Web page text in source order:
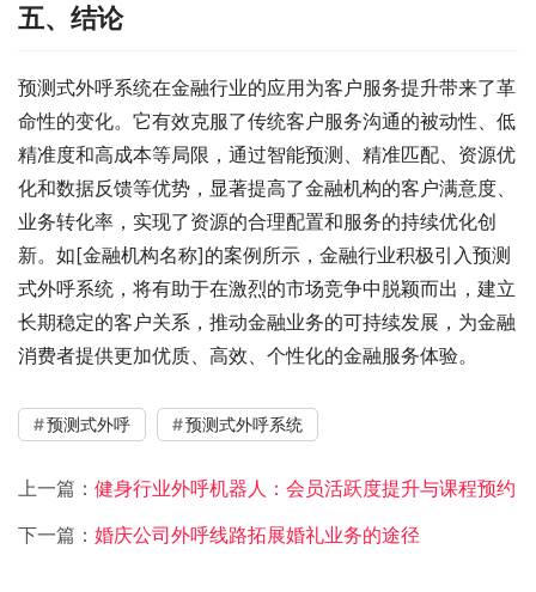
五、结论
预测式外呼系统在金融行业的应用为客户服务提升带来了革
命性的变化。它有效克服了传统客户服务沟通的被动性、低
精准度和高成本等局限，通过智能预测、精准匹配、资源优
化和数据反馈等优势，显著提高了金融机构的客户满意度、
业务转化率，实现了资源的合理配置和服务的持续优化创
新。如[金融机构名称]的案例所示，金融行业积极引入预测
式外呼系统，将有助于在激烈的市场竞争中脱颖而出，建立
长期稳定的客户关系，推动金融业务的可持续发展，为金融
消费者提供更加优质、高效、个性化的金融服务体验。
预测式外呼 预测式外呼系统
上一篇： 健身行业外呼机器人：会员活跃度提升与课程预约
下一篇： 婚庆公司外呼线路拓展婚礼业务的途径